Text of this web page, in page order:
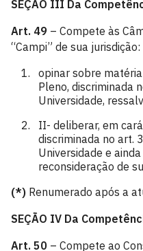
SEÇÃO III Da
Art. 49 – Compete às
“Campi” de sua jurisdição:
opinar sobre
Pleno, discriminada
Universidade,
II- deliberar, em
discriminada no art.
Universidade e
reconsideração de
(*) Renumerado após a
SEÇÃO IV Da
Art. 50 – Compete ao